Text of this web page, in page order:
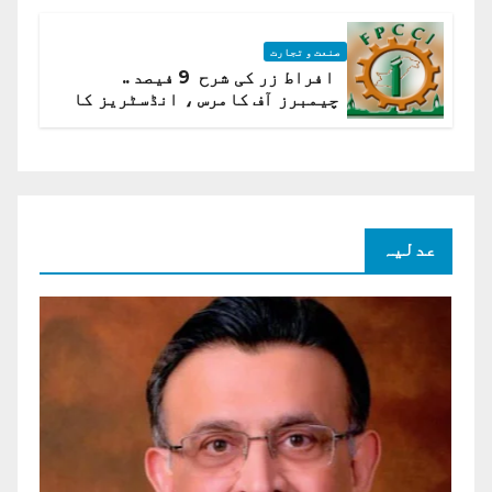
صنعت و تجارت
افراط زر کی شرح 9 فیصد ..
چیمبرز آف کامرس ، انڈسٹریز کا
عدلیہ